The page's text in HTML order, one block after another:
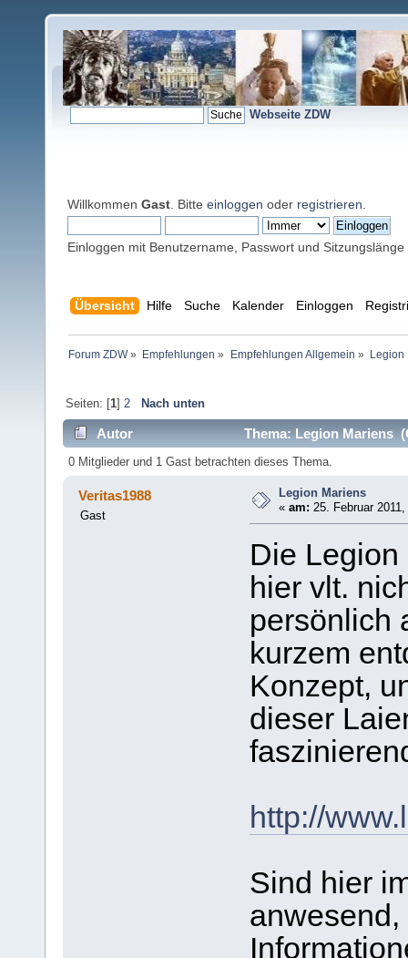
Webseite ZDW
Willkommen Gast . Bitte einloggen oder registrieren
Einloggen mit Benutzername, Passwort und Sitzungslänge
Übersicht Hilfe Suche Kalender Einloggen
Forum ZDW» Empfehlungen » Empfehlungen Allgemein » Legion
Seiten: [1] 2 Nach unten
Autor Thema: Legion Mariens
0 Mitglieder und 1 Gast betrachten dieses Thema.
Veritas1988
Gast
Legion Mariens
«am: 25. Februar
Die
hier vlt.
persönlich
kurzem
Konzept,
dieser
http://
Sind hier